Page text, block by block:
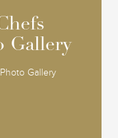
Gallery
Gallery
Gallery